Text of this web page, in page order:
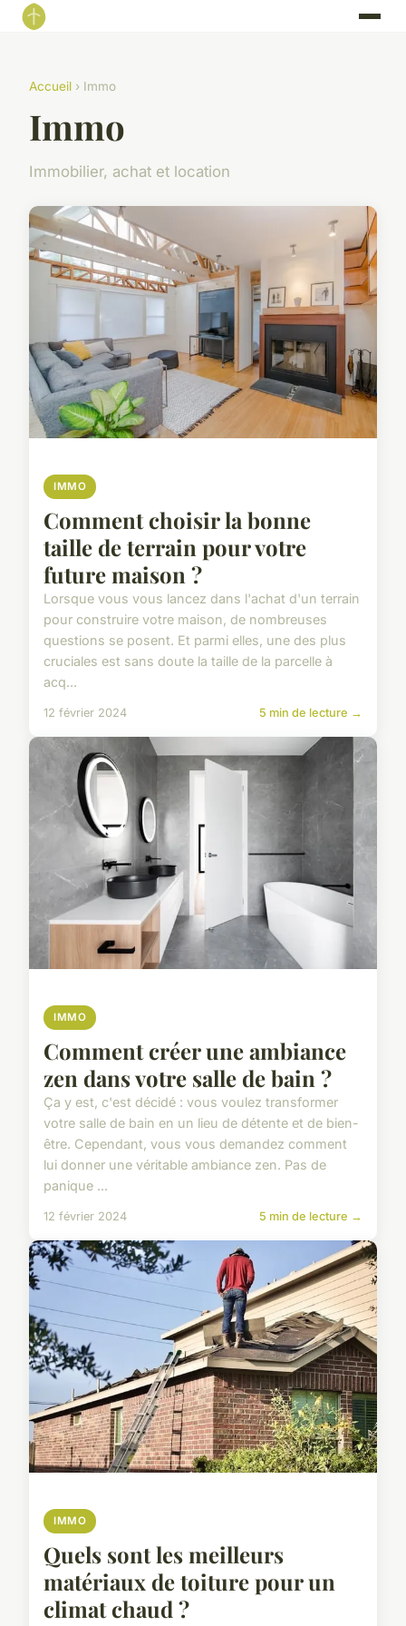
Accueil › Immo
Immo
Immobilier, achat et location
IMMO
Comment choisir la bonne
taille de terrain pour votre
future maison ?
Lorsque vous vous lancez dans l'achat d'un terrain
pour construire votre maison, de nombreuses
questions se posent. Et parmi elles, une des plus
cruciales est sans doute la taille de la parcelle à
acq...
12 février 2024 5 min de lecture →
IMMO
Comment créer une ambiance
zen dans votre salle de bain ?
Ça y est, c'est décidé : vous voulez transformer
votre salle de bain en un lieu de détente et de bien-
être. Cependant, vous vous demandez comment
lui donner une véritable ambiance zen. Pas de
panique ...
12 février 2024 5 min de lecture →
IMMO
Quels sont les meilleurs
matériaux de toiture pour un
climat chaud ?